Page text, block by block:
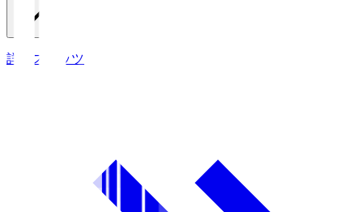
詳細スタッツ